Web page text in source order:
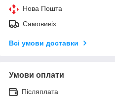
Нова Пошта
Самовивіз
Всі умови доставки
Умови оплати
Післяплата